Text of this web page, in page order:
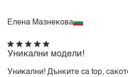
Елена Мазнекова
Уникални модели!
Уникални! Дънките са top,